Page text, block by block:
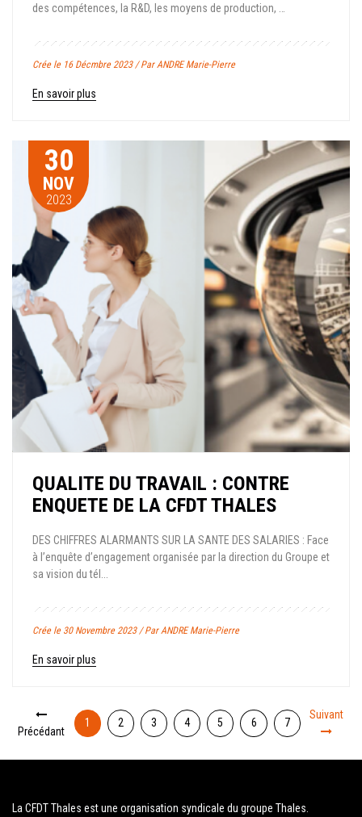
des compétences, la R&D, les moyens de production, …
Crée le 16 Décmbre 2023 / Par ANDRE Marie-Pierre
En savoir plus
30
NOV
2023
QUALITE DU TRAVAIL : CONTRE
ENQUETE DE LA CFDT THALES
DES CHIFFRES ALARMANTS SUR LA SANTE DES SALARIES : Face
à l’enquête d’engagement organisée par la direction du Groupe et
sa vision du tél...
Crée le 30 Novembre 2023 / Par ANDRE Marie-Pierre
En savoir plus
Précédant
1 2 3 4 5 6 7
Suivant
La CFDT Thales est une organisation syndicale du groupe Thales.